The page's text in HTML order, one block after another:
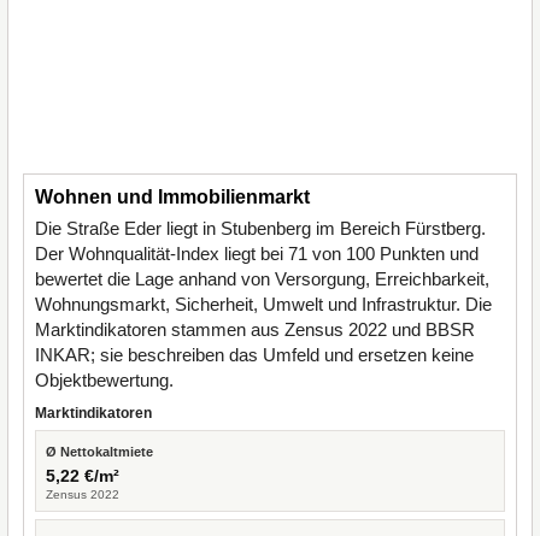
Wohnen und Immobilienmarkt
Die Straße Eder liegt in Stubenberg im Bereich Fürstberg.
Der Wohnqualität-Index liegt bei 71 von 100 Punkten und
bewertet die Lage anhand von Versorgung, Erreichbarkeit,
Wohnungsmarkt, Sicherheit, Umwelt und Infrastruktur. Die
Marktindikatoren stammen aus Zensus 2022 und BBSR
INKAR; sie beschreiben das Umfeld und ersetzen keine
Objektbewertung.
Marktindikatoren
Ø Nettokaltmiete
5,22 €/m²
Zensus 2022